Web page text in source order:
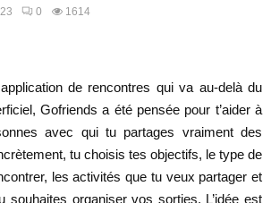
0 1614
de rencontres qui va au-delà du
Gofriends a été pensée pour t’aider à
avec qui tu partages vraiment des
tu choisis tes objectifs, le type de
les activités que tu veux partager et
souhaites organiser vos sorties. L’idée est